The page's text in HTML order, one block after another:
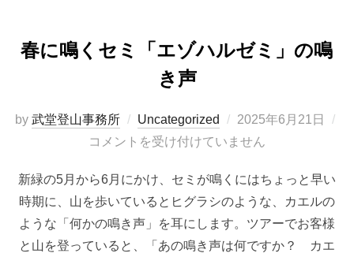
春に鳴くセミ「エゾハルゼミ」の鳴
き声
by 武堂登山事務所 Uncategorized
投
稿
2025年6月21日
コメントを受け付けていません
新緑の5月から6月にかけ、セミが鳴くにはちょっと早い
時期に、山を歩いているとヒグラシのような、カエルの
ような「何かの鳴き声」を耳にします。ツアーでお客様
と山を登っていると、「あの鳴き声は何ですか？ カエ